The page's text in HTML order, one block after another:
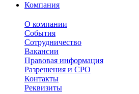
Компания
О компании
События
Сотрудничество
Вакансии
Правовая информация
Разрешения и СРО
Контакты
Реквизиты